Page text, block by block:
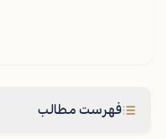
فهرست مطالب